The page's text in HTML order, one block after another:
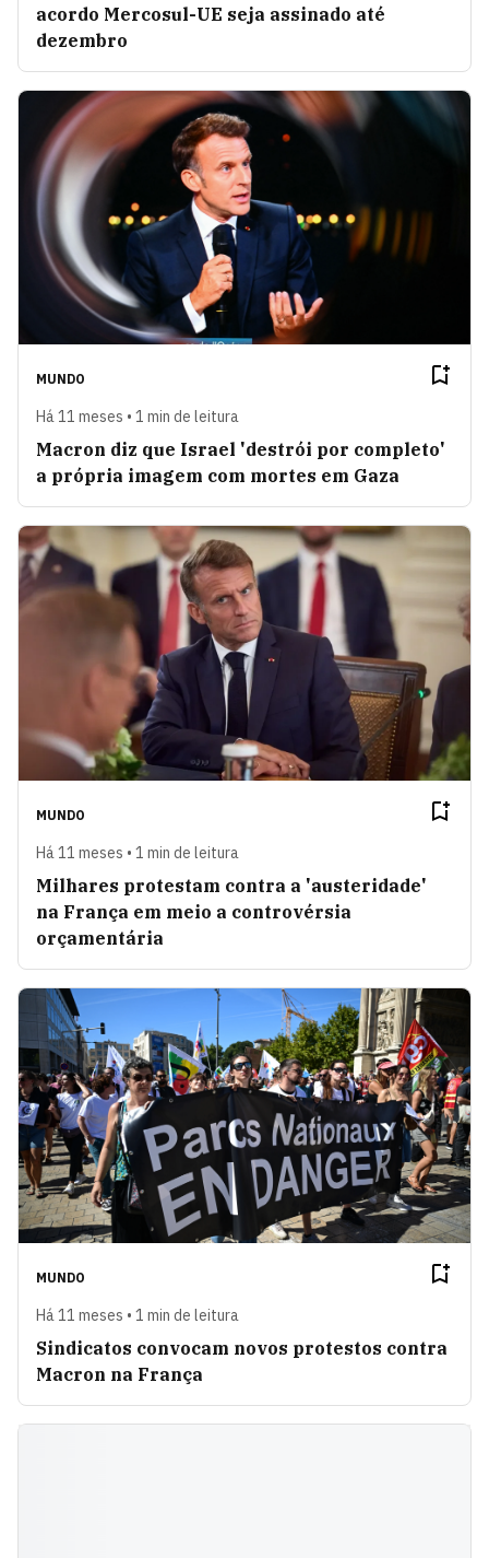
acordo Mercosul-UE seja assinado até
dezembro
MUNDO
Há 11 meses • 1 min de leitura
Macron diz que Israel 'destrói por completo'
a própria imagem com mortes em Gaza
MUNDO
Há 11 meses • 1 min de leitura
Milhares protestam contra a 'austeridade'
na França em meio a controvérsia
orçamentária
MUNDO
Há 11 meses • 1 min de leitura
Sindicatos convocam novos protestos contra
Macron na França